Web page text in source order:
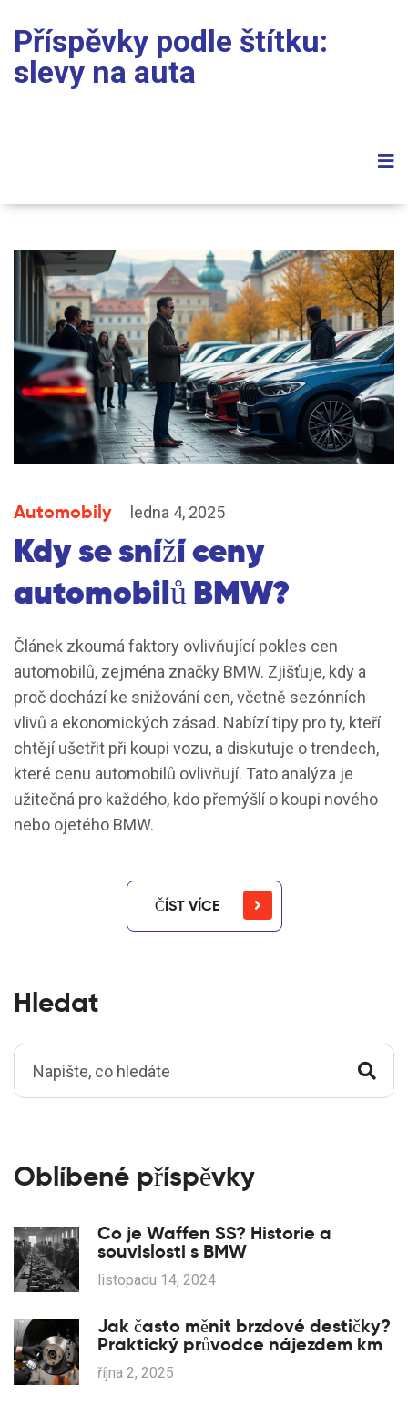
Příspěvky podle štítku:
slevy na auta
Automobily ledna 4, 2025
Kdy se sníží ceny
automobilů BMW?
Článek zkoumá faktory ovlivňující pokles cen
automobilů, zejména značky BMW. Zjišťuje, kdy a
proč dochází ke snižování cen, včetně sezónních
vlivů a ekonomických zásad. Nabízí tipy pro ty, kteří
chtějí ušetřit při koupi vozu, a diskutuje o trendech,
které cenu automobilů ovlivňují. Tato analýza je
užitečná pro každého, kdo přemýšlí o koupi nového
nebo ojetého BMW.
ČÍST VÍCE
Hledat
Oblíbené příspěvky
Co je Waffen SS? Historie a
souvislosti s BMW
listopadu 14, 2024
Jak často měnit brzdové destičky?
Praktický průvodce nájezdem km
října 2, 2025